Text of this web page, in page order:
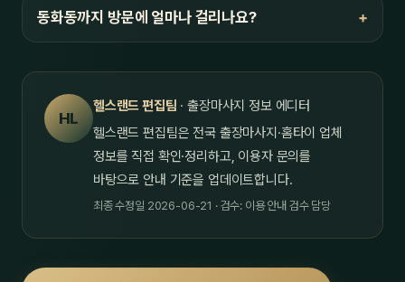
동화동까지 방문에 얼마나 걸리나요?
HL
헬스랜드 편집팀 · 출장마사지 정보 에디터
헬스랜드 편집팀은 전국 출장마사지·홈타이 업체
정보를 직접 확인·정리하고, 이용자 문의를
바탕으로 안내 기준을 업데이트합니다.
최종 수정일 2026-06-21 · 검수: 이용 안내 검수 담당